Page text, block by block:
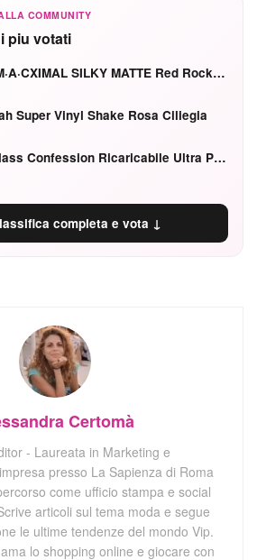
COMMUNITY
piu votati
MAC M·A·CXIMAL SILKY MATTE Red Rock mat
Super Vinyl Shake Rosa Ciliegia
Hourglass Confession Ricaricabile Ultra Preciso Ad Alta Intensità Secretly Classic Red
completa e vota ↓
Certomà
- Laureata in Marketing e
presso La Sapienza di Roma
come ufficio stampa e social
articoli sul tema moda e segue
le ultime tendenze del mondo Vip.
lo shopping online e giocare con